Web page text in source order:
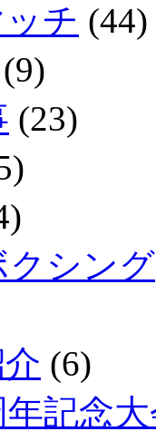
チ (44)
(9)
(23)
クシング
(6)
記念